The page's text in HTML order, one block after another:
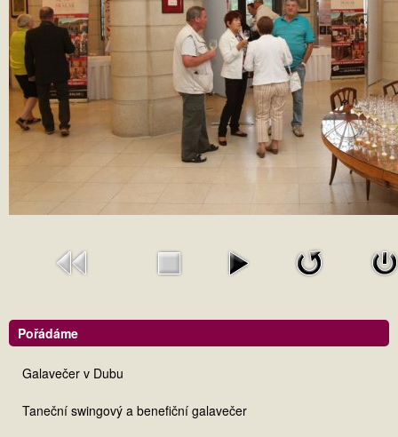
Pořádáme
Galavečer v Dubu
Taneční swingový a benefiční galavečer